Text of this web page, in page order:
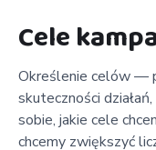
Cele
Określenie celów —
skuteczności
sobie, jakie cele
chcemy zwiększyć